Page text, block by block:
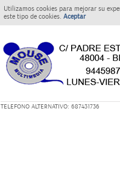
Utilizamos cookies para mejorar su
este tipo de cookies. Aceptar
TELEFONO ALTERNATIVO: 687431736